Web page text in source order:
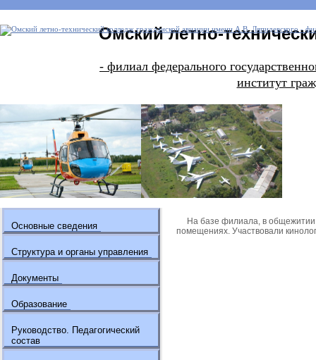
Омский летно-
- филиал федерального
институт
Основные сведения
Структура и органы управления
Документы
Образование
Руководство. Педагогический
состав
На базе филиала, в общежитии
помещениях. Участвовали